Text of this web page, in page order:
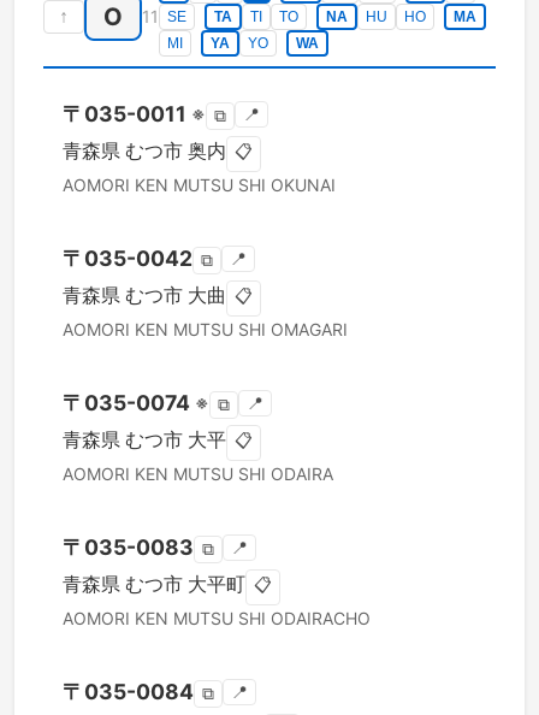
↑ O 11
SE
TA TI TO NA HU HO
MA
MI
YA YO WA
〒 035-0011 ※ ⧉ 📍
青森県 むつ市 奥内 📋
AOMORI KEN MUTSU SHI OKUNAI
〒 035-0042 ⧉ 📍
青森県 むつ市 大曲 📋
AOMORI KEN MUTSU SHI OMAGARI
〒 035-0074 ※ ⧉ 📍
青森県 むつ市 大平 📋
AOMORI KEN MUTSU SHI ODAIRA
〒 035-0083 ⧉ 📍
青森県 むつ市 大平町 📋
AOMORI KEN MUTSU SHI ODAIRACHO
〒 035-0084 ⧉ 📍